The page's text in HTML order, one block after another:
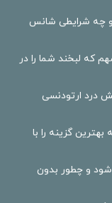
و چه شرایطی شانس
که لبخند شما را در
درد ارتودنسی
گزینه را با
شود و چطور بدون